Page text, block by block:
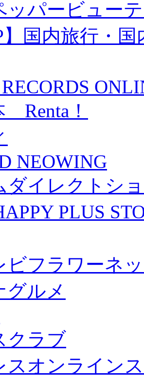
ッパービュー
】国内旅行・
Renta！
NEOWING
ダイレクトシ
PLUS
ビフラワーネ
グルメ
クラブ
スオンライン